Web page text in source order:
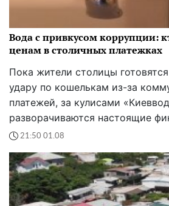
Вода с привкусом коррупции:
ценам в столичных платежках
Пока жители столицы
удару по кошелькам из-за
платежей, за кулисами
разворачиваются настоящие
21:50 01.08